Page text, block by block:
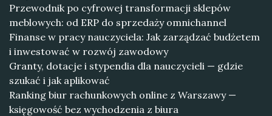
Przewodnik po cyfrowej transformacji sklepów
meblowych: od ERP do sprzedaży omnichannel
Finanse w pracy nauczyciela: Jak zarządzać budżetem
i inwestować w rozwój zawodowy
Granty, dotacje i stypendia dla nauczycieli — gdzie
szukać i jak aplikować
Ranking biur rachunkowych online z Warszawy —
księgowość bez wychodzenia z biura